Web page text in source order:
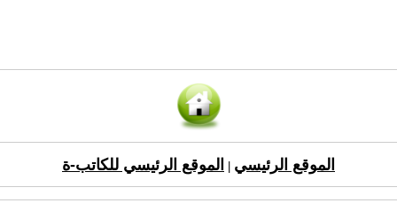
الموقع الرئيسي الموقع الرئيسي للكاتب-ة